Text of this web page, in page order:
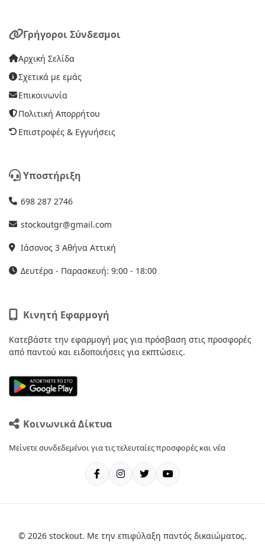
Γρήγοροι Σύνδεσμοι
Αρχική Σελίδα
Σχετικά με εμάς
Επικοινωνία
Πολιτική Απορρήτου
Επιστροφές & Εγγυήσεις
Υποστήριξη
698 287 2746
stockoutgr@gmail.com
Ιάσονος 3 Αθήνα Αττική
Δευτέρα - Παρασκευή: 9:00 - 18:00
Κινητή Εφαρμογή
Κατεβάστε την εφαρμογή μας για πρόσβαση στις προσφορές
από παντού και ειδοποιήσεις για εκπτώσεις.
Κοινωνικά Δίκτυα
Μείνετε συνδεδεμένοι για τις τελευταίες προσφορές και νέα
© 2026 stockout. Με την επιφύλαξη παντός δικαιώματος.